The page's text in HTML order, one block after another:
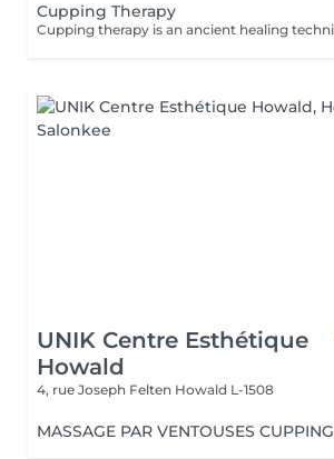
Cupping Therapy
UNIK Centre Esthétique
Howald
4, rue Joseph Felten Howald L-1508
MASSAGE PAR VENTOUSES CUPPING